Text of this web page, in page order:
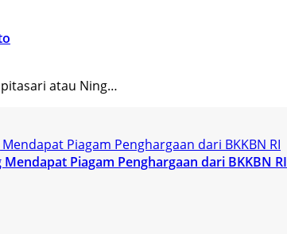
atau Ning…
Piagam Penghargaan dari BKKBN RI